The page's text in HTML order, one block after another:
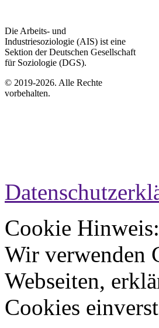
Die Arbeits- und
Industriesoziologie (AIS) ist eine
Sektion der Deutschen Gesellschaft
für Soziologie (DGS).
© 2019-2026. Alle Rechte
vorbehalten.
Cookie Hinweis:
Wir verwenden
Webseiten,
Cookies